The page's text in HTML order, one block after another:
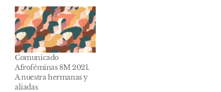
Comunicado
Afroféminas 8M 2021.
A nuestra hermanas y
aliadas